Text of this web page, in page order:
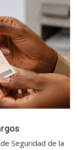
Seguridad de la